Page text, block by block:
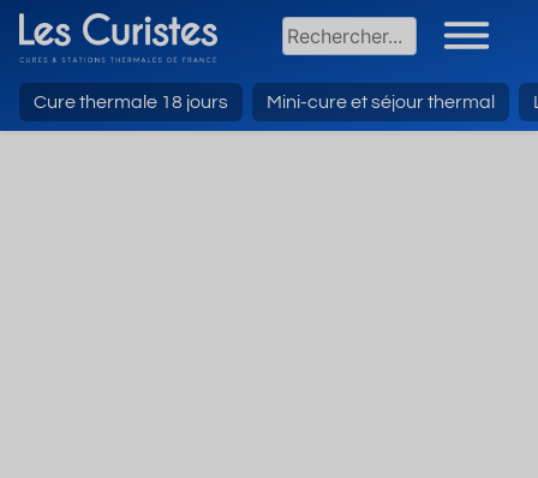
Cure thermale 18 jours Mini-cure et séjour thermal